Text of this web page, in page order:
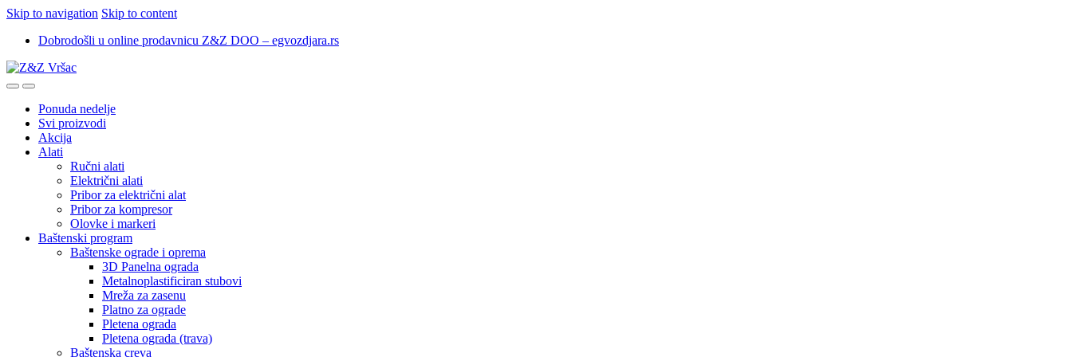
Skip to navigation Skip to content
Dobrodošli u online prodavnicu Z&Z DOO – egvozdjara.rs
Ponuda nedelje
Svi proizvodi
Akcija
Alati
Ručni alati
Električni alati
Pribor za električni alat
Pribor za kompresor
Olovke i markeri
Baštenski program
Baštenske ograde i oprema
3D Panelna ograda
Metalnoplastificiran stubovi
Mreža za zasenu
Platno za ograde
Pletena ograda
Pletena ograda (trava)
Baštenska creva